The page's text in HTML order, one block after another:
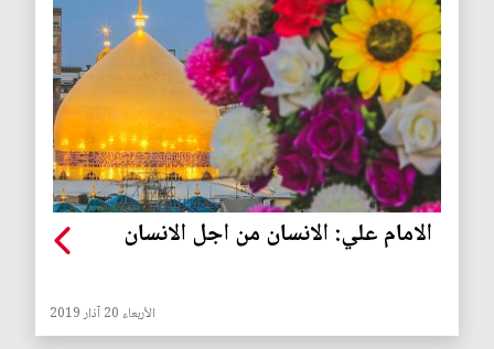
الامام علي: الانسان من اجل الانسان
الأربعاء 20 آذار 2019